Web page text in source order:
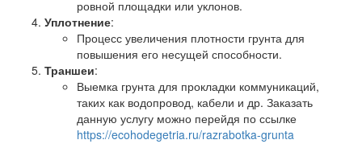
ровной площадки или уклонов.
Уплотнение:
Процесс увеличения плотности грунта для
повышения его несущей способности.
Траншеи:
Выемка грунта для прокладки коммуникаций,
таких как водопровод, кабели и др. Заказать
данную услугу можно перейдя по ссылке
https://ecohodegetria.ru/razrabotka-grunta